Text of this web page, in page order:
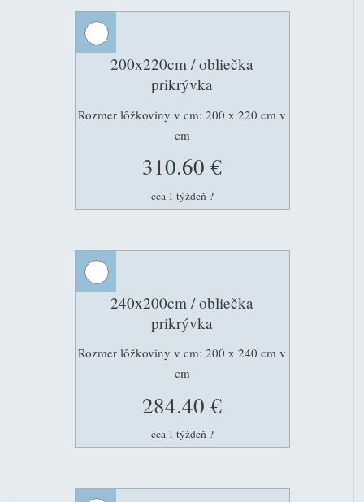
200x220cm / obliečka
prikrývka
Rozmer lôžkoviny v cm: 200 x 220 cm v
cm
310.60 €
cca 1 týždeň ?
240x200cm / obliečka
prikrývka
Rozmer lôžkoviny v cm: 200 x 240 cm v
cm
284.40 €
cca 1 týždeň ?